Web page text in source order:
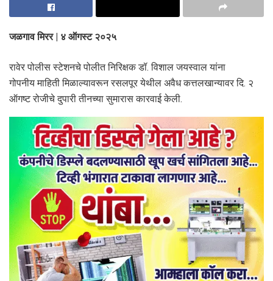
जळगाव मिरर | ४ ऑगस्ट २०२५
रावेर पोलीस स्टेशनचे पोलीत निरिक्षक डॉ. विशाल जयस्वाल यांना
गोपनीय माहिती मिळाल्यावरून रसलपूर येथील अवैध कत्तलखान्यावर दि. २
ऑगष्ट रोजीचे दुपारी तीनच्या सुमारास कारवाई केली.